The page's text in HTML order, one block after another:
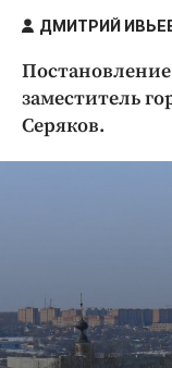
Авто и
Культура
Спорт
ДМИТРИЙ
заместитель
Серяков.